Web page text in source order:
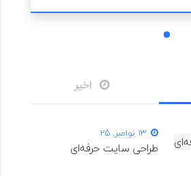
1
اخیر
13 نوامبر, 25
طراحی سایت حرفه‌ای